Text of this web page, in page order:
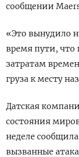
сообщении
«Это вынудило
время пути,
затратам
груза к месту
Датская
состояния
неделе
вызванные